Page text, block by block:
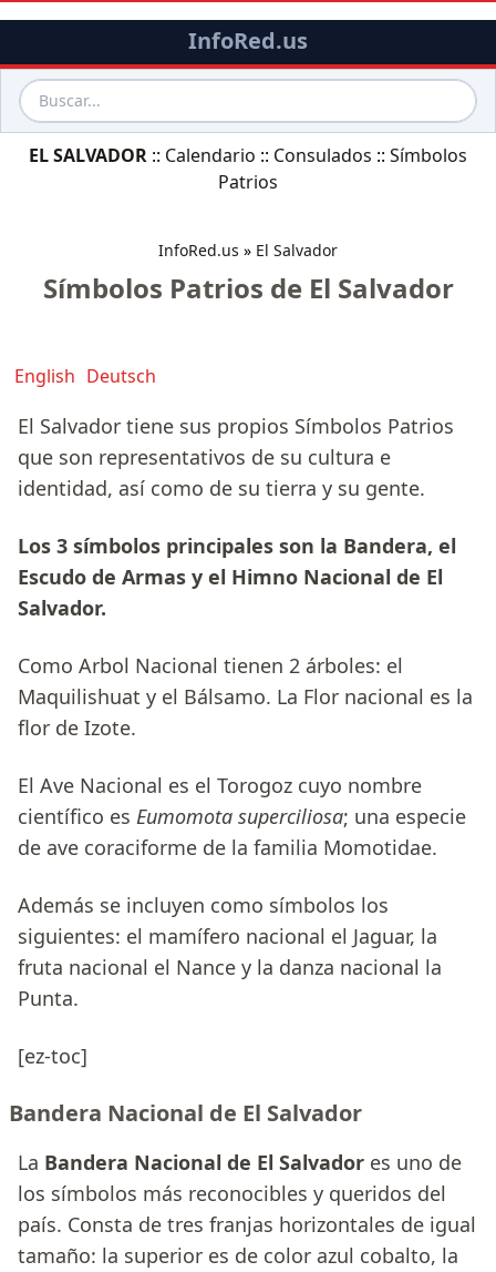
InfoRed.us
EL SALVADOR :: Calendario :: Consulados :: Símbolos
Patrios
InfoRed.us » El Salvador
Símbolos Patrios de El Salvador
English Deutsch
El Salvador tiene sus propios Símbolos Patrios
que son representativos de su cultura e
identidad, así como de su tierra y su gente.
Los 3 símbolos principales son la Bandera, el
Escudo de Armas y el Himno Nacional de El
Salvador.
Como Arbol Nacional tienen 2 árboles: el
Maquilishuat y el Bálsamo. La Flor nacional es la
flor de Izote.
El Ave Nacional es el Torogoz cuyo nombre
científico es Eumomota superciliosa; una especie
de ave coraciforme de la familia Momotidae.
Además se incluyen como símbolos los
siguientes: el mamífero nacional el Jaguar, la
fruta nacional el Nance y la danza nacional la
Punta.
[ez-toc]
Bandera Nacional de El Salvador
La Bandera Nacional de El Salvador es uno de
los símbolos más reconocibles y queridos del
país. Consta de tres franjas horizontales de igual
tamaño: la superior es de color azul cobalto, la